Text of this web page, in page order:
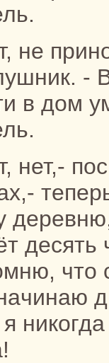
-
в дом
десять
что
я